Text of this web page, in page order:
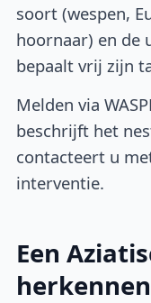
soort (wespen,
hoornaar) en de
bepaalt vrij zijn
Melden via
beschrijft het
contacteert u
interventie.
Een
herkennen